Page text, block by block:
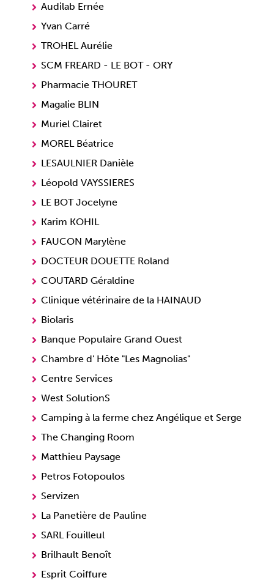
Audilab Ernée
Yvan Carré
TROHEL Aurélie
SCM FREARD - LE BOT - ORY
Pharmacie THOURET
Magalie BLIN
Muriel Clairet
MOREL Béatrice
LESAULNIER Danièle
Léopold VAYSSIERES
LE BOT Jocelyne
Karim KOHIL
FAUCON Marylène
DOCTEUR DOUETTE Roland
COUTARD Géraldine
Clinique vétérinaire de la HAINAUD
Biolaris
Banque Populaire Grand Ouest
Chambre d' Hôte "Les Magnolias"
Centre Services
West SolutionS
Camping à la ferme chez Angélique et Serge
The Changing Room
Matthieu Paysage
Petros Fotopoulos
Servizen
La Panetière de Pauline
SARL Fouilleul
Brilhault Benoît
Esprit Coiffure